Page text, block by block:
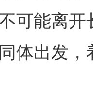
可能离
体出发